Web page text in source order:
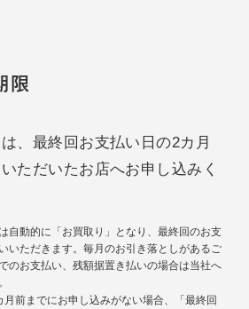
限
、最終回お支払い日の2カ月
ただいたお店へお申し込みく
自動的に「お買取り」となり、最終回のお支
いただきます。毎月のお引き落としがあるご
のお支払い、残額据置き払いの場合は当社へ
前までにお申し込みがない場合、「最終回